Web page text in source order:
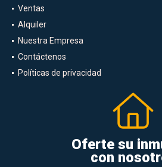
Ventas
Alquiler
Nuestra Empresa
Contáctenos
Políticas de privacidad
Oferte su
con